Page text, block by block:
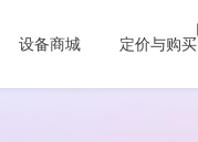
设备商城 定价与购买